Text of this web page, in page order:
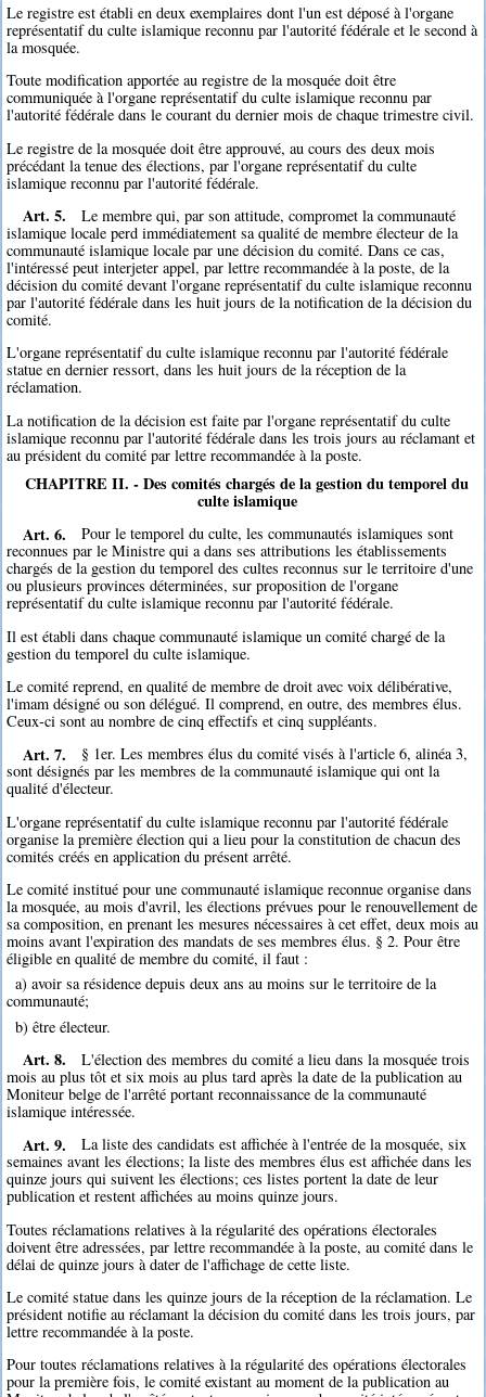
Le registre est établi en deux exemplaires dont l'un est déposé à l'organe
représentatif du culte islamique reconnu par l'autorité fédérale et le second à
la mosquée.
Toute modification apportée au registre de la mosquée doit être
communiquée à l'organe représentatif du culte islamique reconnu par
l'autorité fédérale dans le courant du dernier mois de chaque trimestre civil.
Le registre de la mosquée doit être approuvé, au cours des deux mois
précédant la tenue des élections, par l'organe représentatif du culte
islamique reconnu par l'autorité fédérale.
Art. 5.
Le membre qui, par son attitude, compromet la communauté
islamique locale perd immédiatement sa qualité de membre électeur de la
communauté islamique locale par une décision du comité. Dans ce cas,
l'intéressé peut interjeter appel, par lettre recommandée à la poste, de la
décision du comité devant l'organe représentatif du culte islamique reconnu
par l'autorité fédérale dans les huit jours de la notification de la décision du
comité.
L'organe représentatif du culte islamique reconnu par l'autorité fédérale
statue en dernier ressort, dans les huit jours de la réception de la
réclamation.
La notification de la décision est faite par l'organe représentatif du culte
islamique reconnu par l'autorité fédérale dans les trois jours au réclamant et
au président du comité par lettre recommandée à la poste.
CHAPITRE II. - Des comités chargés de la gestion du temporel du
culte islamique
Art. 6.
Pour le temporel du culte, les communautés islamiques sont
reconnues par le Ministre qui a dans ses attributions les établissements
chargés de la gestion du temporel des cultes reconnus sur le territoire d'une
ou plusieurs provinces déterminées, sur proposition de l'organe
représentatif du culte islamique reconnu par l'autorité fédérale.
Il est établi dans chaque communauté islamique un comité chargé de la
gestion du temporel du culte islamique.
Le comité reprend, en qualité de membre de droit avec voix délibérative,
l'imam désigné ou son délégué. Il comprend, en outre, des membres élus.
Ceux-ci sont au nombre de cinq effectifs et cinq suppléants.
Art. 7.
§ 1er. Les membres élus du comité visés à l'article 6, alinéa 3,
sont désignés par les membres de la communauté islamique qui ont la
qualité d'électeur.
L'organe représentatif du culte islamique reconnu par l'autorité fédérale
organise la première élection qui a lieu pour la constitution de chacun des
comités créés en application du présent arrêté.
Le comité institué pour une communauté islamique reconnue organise dans
la mosquée, au mois d'avril, les élections prévues pour le renouvellement de
sa composition, en prenant les mesures nécessaires à cet effet, deux mois au
moins avant l'expiration des mandats de ses membres élus. § 2. Pour être
éligible en qualité de membre du comité, il faut :
a) avoir sa résidence depuis deux ans au moins sur le territoire de la
communauté;
b) être électeur.
Art. 8.
L'élection des membres du comité a lieu dans la mosquée trois
mois au plus tôt et six mois au plus tard après la date de la publication au
Moniteur belge de l'arrêté portant reconnaissance de la communauté
islamique intéressée.
Art. 9.
La liste des candidats est affichée à l'entrée de la mosquée, six
semaines avant les élections; la liste des membres élus est affichée dans les
quinze jours qui suivent les élections; ces listes portent la date de leur
publication et restent affichées au moins quinze jours.
Toutes réclamations relatives à la régularité des opérations électorales
doivent être adressées, par lettre recommandée à la poste, au comité dans le
délai de quinze jours à dater de l'affichage de cette liste.
Le comité statue dans les quinze jours de la réception de la réclamation. Le
président notifie au réclamant la décision du comité dans les trois jours, par
lettre recommandée à la poste.
Pour toutes réclamations relatives à la régularité des opérations électorales
pour la première fois, le comité existant au moment de la publication au